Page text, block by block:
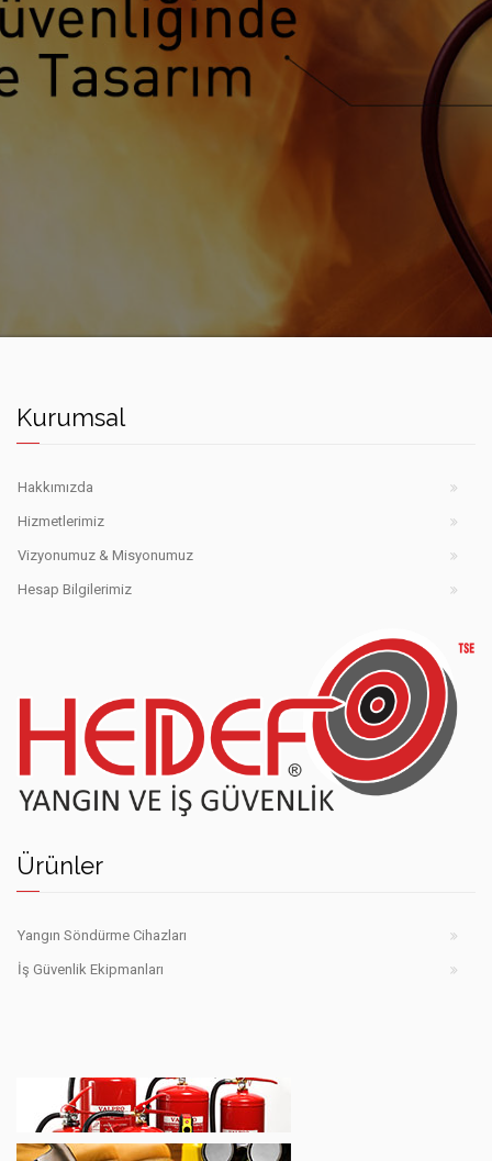
HEDEF YANGIN SÖNDÜRME CIHAZLARI
Kurumsal
Hakkımızda
Hizmetlerimiz
Vizyonumuz & Misyonumuz
Hesap Bilgilerimiz
yangın
söndürme
cihazları
Ürünler
Yangın Söndürme Cihazları
İş Güvenlik Ekipmanları
Hedef